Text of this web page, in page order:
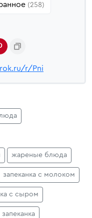
(258)
r/Pni
жареные блюда
запеканка с молоком
с сыром